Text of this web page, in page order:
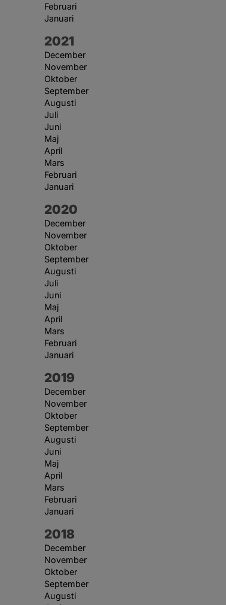
Februari
Januari
År:
2021
December
November
Oktober
September
Augusti
Juli
Juni
Maj
April
Mars
Februari
Januari
År:
2020
December
November
Oktober
September
Augusti
Juli
Juni
Maj
April
Mars
Februari
Januari
År:
2019
December
November
Oktober
September
Augusti
Juni
Maj
April
Mars
Februari
Januari
År:
2018
December
November
Oktober
September
Augusti